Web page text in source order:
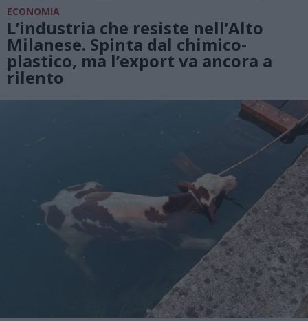
ECONOMIA
L’industria che resiste nell’Alto
Milanese. Spinta dal chimico-
plastico, ma l’export va ancora a
rilento